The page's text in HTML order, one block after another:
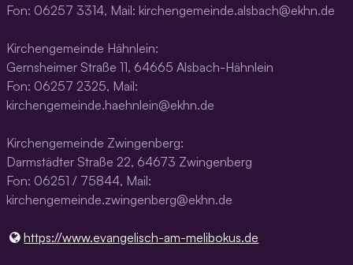
Fon: 06257 3314, Mail: kirchengemeinde.alsbach@ekhn.de
Kirchengemeinde Hähnlein:
Gernsheimer Straße 11, 64665 Alsbach-Hähnlein
Fon: 06257 2325, Mail:
kirchengemeinde.haehnlein@ekhn.de
Kirchengemeinde Zwingenberg:
Darmstädter Straße 22, 64673 Zwingenberg
Fon: 06251 / 75844, Mail:
kirchengemeinde.zwingenberg@ekhn.de
https://www.​evangelisch-am-melibokus.​de